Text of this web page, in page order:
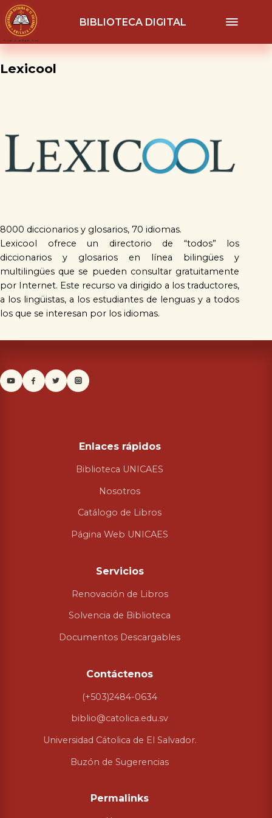
BIBLIOTECA DIGITAL
Lexicool
8000 diccionarios y glosarios, 70 idiomas.
Lexicool ofrece un directorio de “todos” los
diccionarios y glosarios en línea bilingües y
multilingües que se pueden consultar gratuitamente
por Internet. Este recurso va dirigido a los traductores,
a los lingüistas, a los estudiantes de lenguas y a todos
los que se interesan por los idiomas.
Enlaces rápidos
Biblioteca UNICAES
Nosotros
Catálogo de Libros
Página Web UNICAES
Servicios
Renovación de Libros
Solvencia de Biblioteca
Documentos Descargables
Contáctenos
(+503)2484-0634
biblio@catolica.edu.sv
Universidad Cátolica de El Salvador.
Buzón de Sugerencias
Permalinks